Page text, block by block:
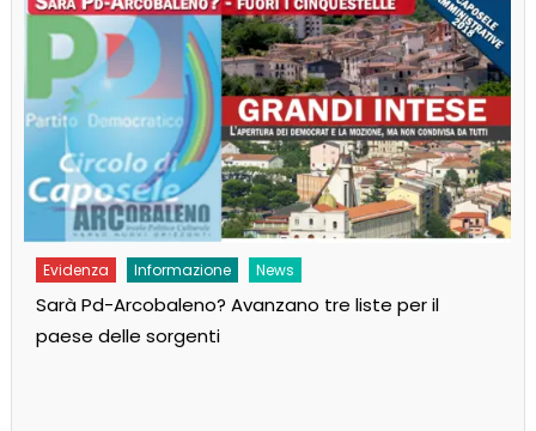
Evidenza Informazione News
Sarà Pd-Arcobaleno? Avanzano tre liste per il
paese delle sorgenti